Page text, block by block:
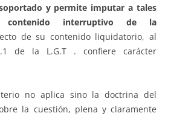
y permite imputar a tales
contenido interruptivo de la
de su contenido liquidatorio, al
de la L.G.T . confiere carácter
no aplica sino la doctrina del
la cuestión, plena y claramente